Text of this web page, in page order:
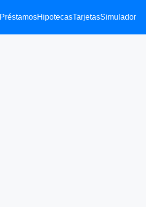
PréstamosHipotecasTarjetasSimulador